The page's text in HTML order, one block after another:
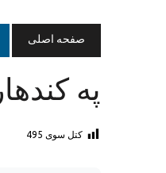
کونړ کې ۳۶
آگست 4, 2026
| نیمروز کې
آگست 4, 2026
|
د
صفحه اصلی
په
کتل سوی 495